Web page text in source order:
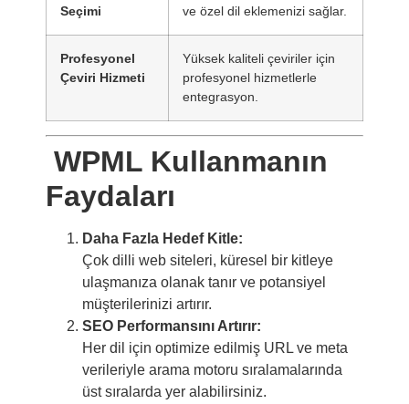
Seçimi
ve özel dil eklemenizi sağlar.
Profesyonel
Çeviri Hizmeti
Yüksek kaliteli çeviriler için
profesyonel hizmetlerle
entegrasyon.
WPML Kullanmanın
Faydaları
Daha Fazla Hedef Kitle:
Çok dilli web siteleri, küresel bir kitleye
ulaşmanıza olanak tanır ve potansiyel
müşterilerinizi artırır.
SEO Performansını Artırır:
Her dil için optimize edilmiş URL ve meta
verileriyle arama motoru sıralamalarında
üst sıralarda yer alabilirsiniz.